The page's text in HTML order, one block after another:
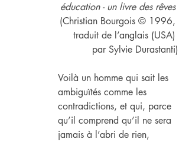
éducation - un livre des rêves
(Christian Bourgois © 1996,
traduit de l’anglais (USA)
par Sylvie Durastanti)
Voilà un homme qui sait les
ambiguïtés comme les
contradictions, et qui, parce
qu’il comprend qu’il ne sera
jamais à l’abri de rien,